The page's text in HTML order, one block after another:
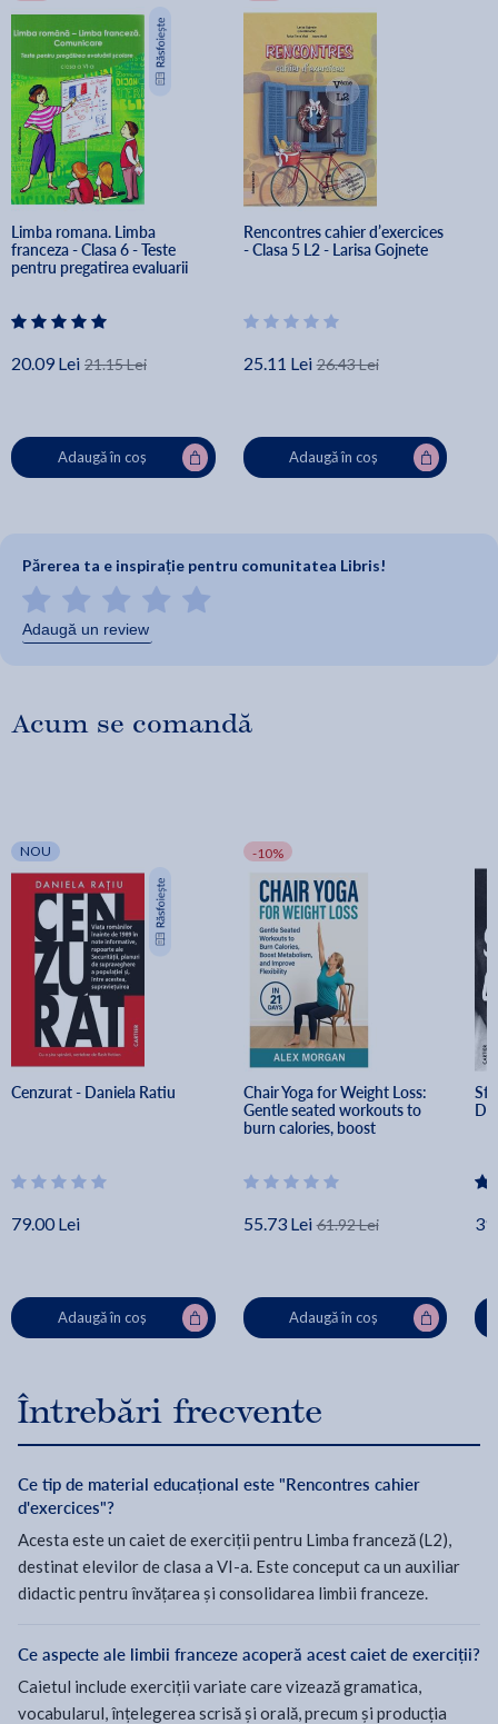
Limba romana. Limba
franceza - Clasa 6 - Teste
pentru pregatirea evaluarii
20.09 Lei 21.15 Lei
Adaugă în coș
Rencontres cahier d’exercices
- Clasa 5 L2 - Larisa Gojnete
25.11 Lei 26.43 Lei
Adaugă în coș
Părerea ta e inspirație pentru comunitatea Libris!
Adaugă un review
Acum se comandă
NOU
Cenzurat - Daniela Ratiu
79.00 Lei
Adaugă în coș
-10%
Chair Yoga for Weight Loss:
Gentle seated workouts to
burn calories, boost
55.73 Lei 61.92 Lei
Adaugă în coș
Întrebări frecvente
Ce tip de material educațional este "Rencontres cahier
d'exercices"?
Acesta este un caiet de exerciții pentru Limba franceză (L2),
destinat elevilor de clasa a VI-a. Este conceput ca un auxiliar
didactic pentru învățarea și consolidarea limbii franceze.
Ce aspecte ale limbii franceze acoperă acest caiet de exerciții?
Caietul include exerciții variate care vizează gramatica,
vocabularul, înțelegerea scrisă și orală, precum și producția